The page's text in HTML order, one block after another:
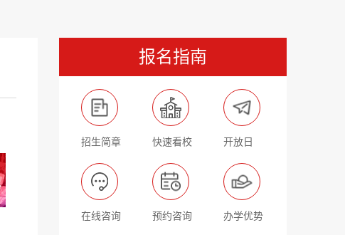
报名指南
招生简章 快速看校 开放日
在线咨询 预约咨询 办学优势